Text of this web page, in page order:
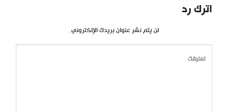
اترك رد
لن يتم نشر عنوان بريدك الإلكتروني.